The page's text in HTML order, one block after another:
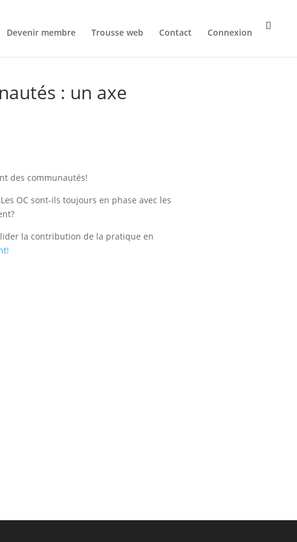
Devenir membre Trousse web Contact Connexion
: un axe
des communautés!
OC sont-ils toujours en phase avec les
la contribution de la pratique en